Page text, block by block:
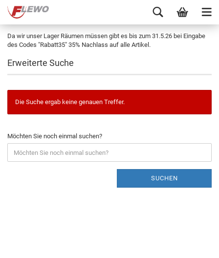
Da wir unser Lager Räumen müssen gibt es bis zum 31.5.26 bei Eingabe
des Codes "Rabatt35" 35% Nachlass auf alle Artikel.
Erweiterte Suche
Die Suche ergab keine genauen Treffer.
Möchten Sie noch einmal suchen?
SUCHEN